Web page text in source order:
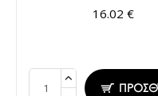
16.02 €